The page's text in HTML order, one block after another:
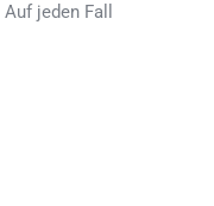
Auf jeden Fall